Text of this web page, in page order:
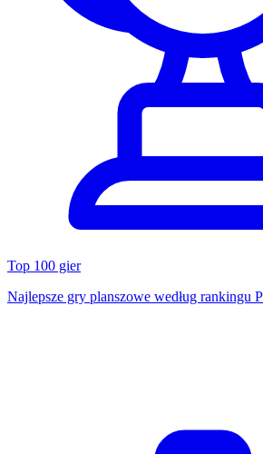
Top 100 gier
Najlepsze gry planszowe według rankingu